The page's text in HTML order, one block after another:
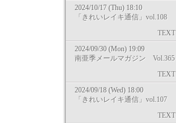
2024/10/17 (Thu) 18:10
「きれいレイキ通信」vol.108
TEXT
2024/09/30 (Mon) 19:09
南亜季メールマガジン Vol.365
TEXT
2024/09/18 (Wed) 18:00
「きれいレイキ通信」vol.107
TEXT